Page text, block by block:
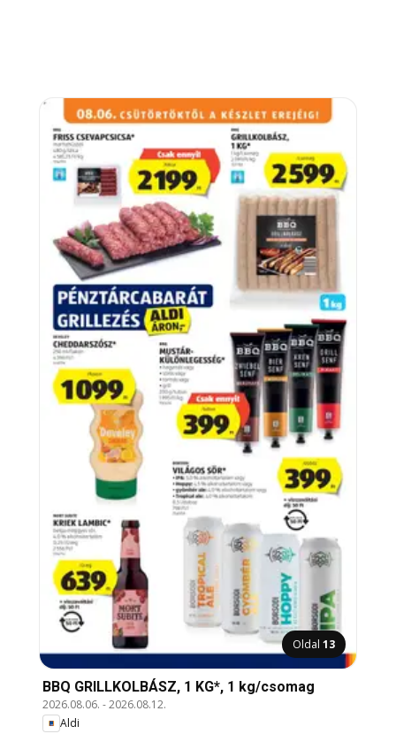
Oldal 13
BBQ GRILLKOLBÁSZ, 1 KG*, 1 kg/csomag
2026.08.06. -2026.08.12.
Aldi